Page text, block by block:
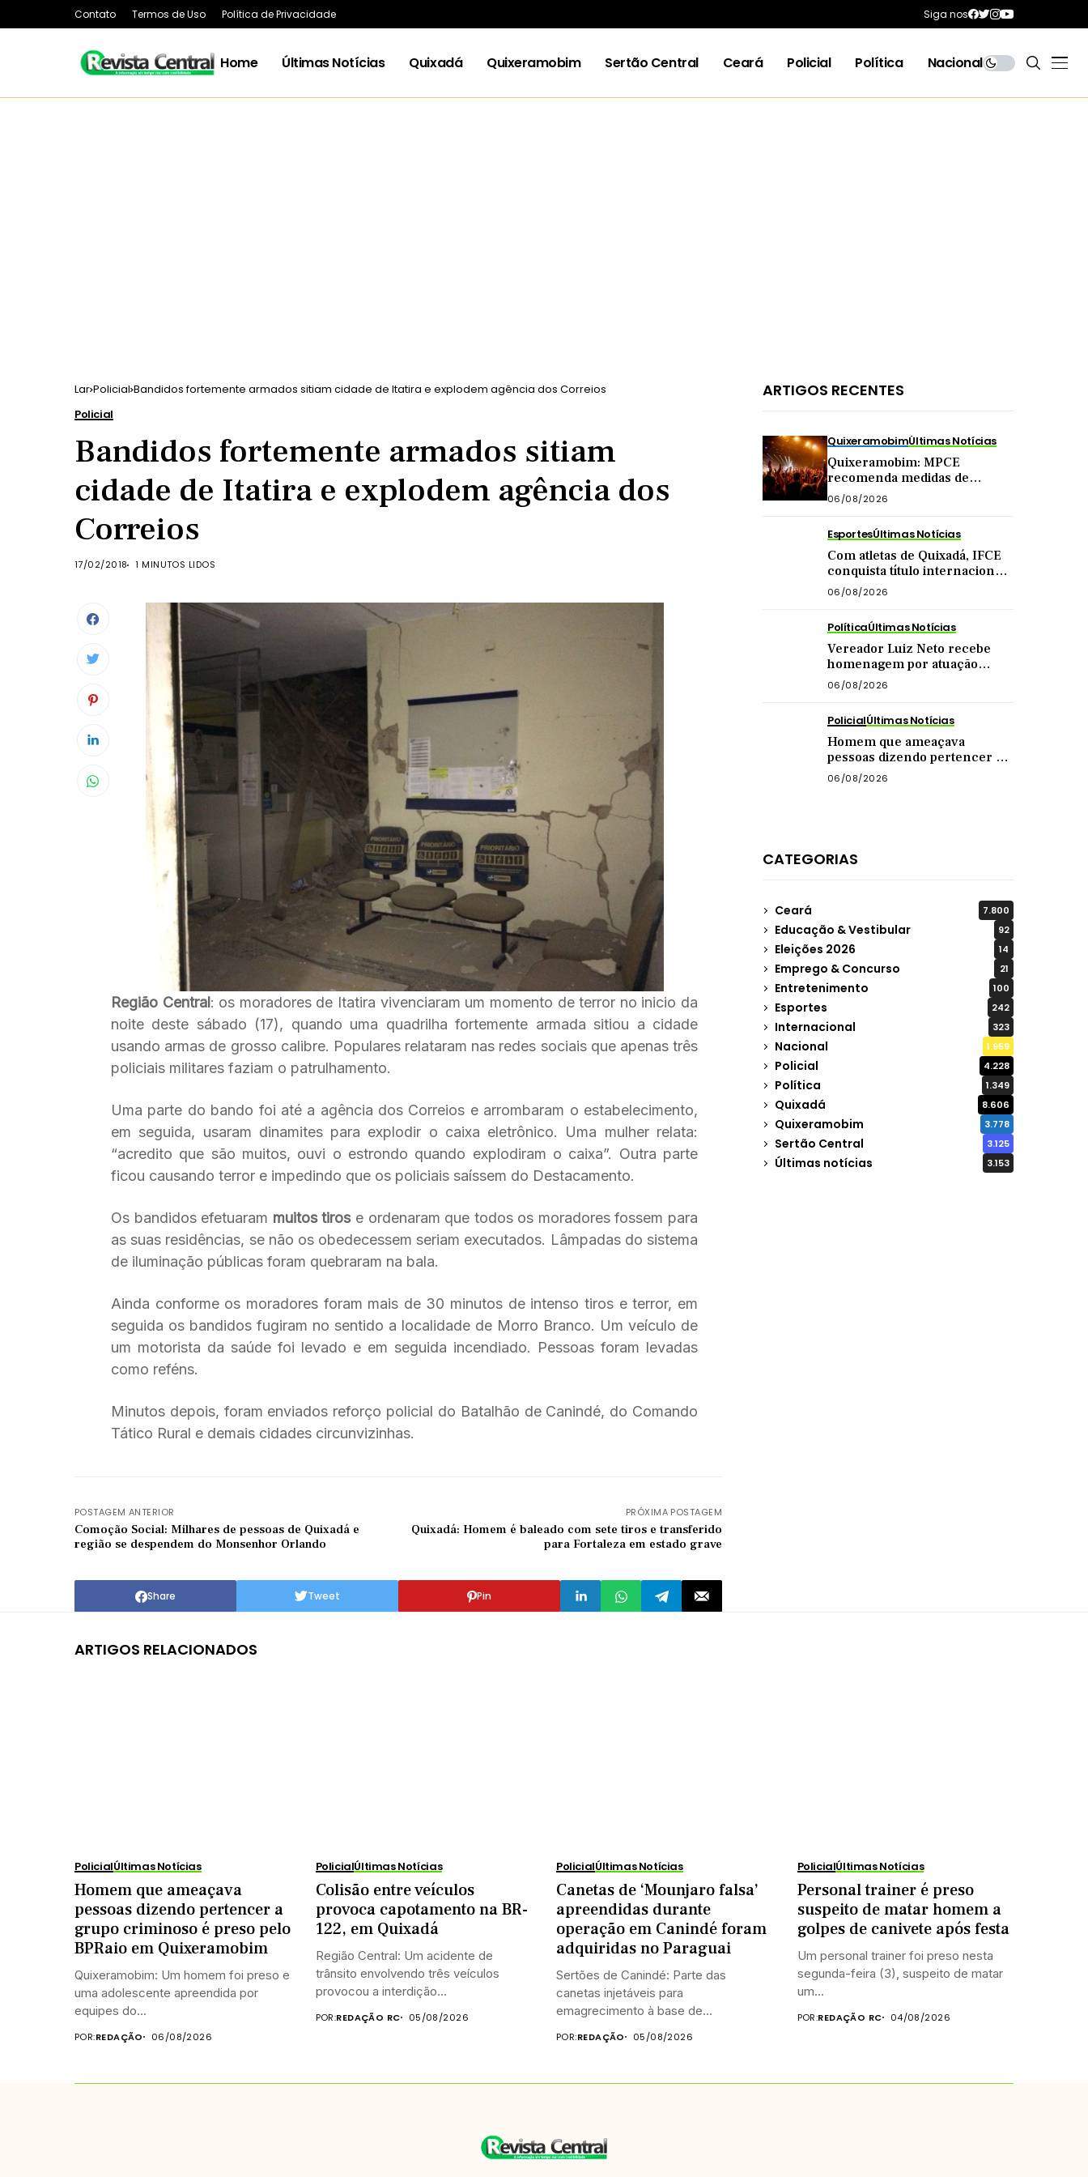
Contato Termos de Uso Política de Privacidade Siga nos
Home Últimas Notícias Quixadá Quixeramobim Sertão Central Ceará Policial Política Nacional
Lar Policial Bandidos fortemente armados sitiam cidade de Itatira e explodem agência dos Correios
Policial
Bandidos fortemente armados sitiam
cidade de Itatira e explodem agência dos
Correios
17/02/2018 1 MINUTOS LIDOS
Região Central: os moradores de Itatira vivenciaram um momento de terror no inicio da
noite deste sábado (17), quando uma quadrilha fortemente armada sitiou a cidade
usando armas de grosso calibre. Populares relataram nas redes sociais que apenas três
policiais militares faziam o patrulhamento.
Uma parte do bando foi até a agência dos Correios e arrombaram o estabelecimento,
em seguida, usaram dinamites para explodir o caixa eletrônico. Uma mulher relata:
“acredito que são muitos, ouvi o estrondo quando explodiram o caixa”. Outra parte
ficou causando terror e impedindo que os policiais saíssem do Destacamento.
Os bandidos efetuaram muitos tirose ordenaram que todos os moradores fossem para
as suas residências, se não os obedecessem seriam executados. Lâmpadas do sistema
de iluminação públicas foram quebraram na bala.
Ainda conforme os moradores foram mais de 30 minutos de intenso tiros e terror, em
seguida os bandidos fugiram no sentido a localidade de Morro Branco. Um veículo de
um motorista da saúde foi levado e em seguida incendiado. Pessoas foram levadas
como reféns.
Minutos depois, foram enviados reforço policial do Batalhão de Canindé, do Comando
Tático Rural e demais cidades circunvizinhas.
POSTAGEM ANTERIOR
Comoção Social: Milhares de pessoas de Quixadá e
região se despendem do Monsenhor Orlando
PRÓXIMA POSTAGEM
Quixadá: Homem é baleado com sete tiros e transferido
para Fortaleza em estado grave
Share Tweet Pin
ARTIGOS RECENTES
QuixeramobimÚltimas Notícias
Quixeramobim: MPCE
recomenda medidas de
segurança para eventos com
público acima de mil pessoas
06/08/2026
EsportesÚltimas Notícias
Com atletas de Quixadá, IFCE
conquista título internacional
de futsal na China
06/08/2026
PolíticaÚltimas Notícias
Vereador Luiz Neto recebe
homenagem por atuação
como presidente da Câmara
de Quixadá
06/08/2026
PolicialÚltimas Notícias
Homem que ameaçava
pessoas dizendo pertencer a
grupo criminoso é preso pelo
BPRaio em Quixeramobim
06/08/2026
CATEGORIAS
Ceará 7.800
Educação & Vestibular 92
Eleições 2026 14
Emprego & Concurso 21
Entretenimento 100
Esportes 242
Internacional 323
Nacional 1.959
Policial 4.228
Política 1.349
Quixadá 8.606
Quixeramobim 3.778
Sertão Central 3.125
Últimas notícias 3.153
ARTIGOS RELACIONADOS
PolicialÚltimas Notícias
Homem que ameaçava
pessoas dizendo pertencer a
grupo criminoso é preso pelo
BPRaio em Quixeramobim
Quixeramobim: Um homem foi preso e
uma adolescente apreendida por
equipes do...
POR:REDAÇÃO 06/08/2026
PolicialÚltimas Notícias
Colisão entre veículos
provoca capotamento na BR-
122, em Quixadá
Região Central: Um acidente de
trânsito envolvendo três veículos
provocou a interdição...
POR:REDAÇÃO RC 05/08/2026
PolicialÚltimas Notícias
Canetas de ‘Mounjaro falsa’
apreendidas durante
operação em Canindé foram
adquiridas no Paraguai
Sertões de Canindé: Parte das
canetas injetáveis para
emagrecimento à base de
POR:REDAÇÃO 05/08/2026
PolicialÚltimas Notícias
Personal trainer é preso
suspeito de matar homem a
golpes de canivete após festa
Um personal trainer foi preso nesta
segunda-feira (3), suspeito de matar
um...
POR:REDAÇÃO RC 04/08/2026